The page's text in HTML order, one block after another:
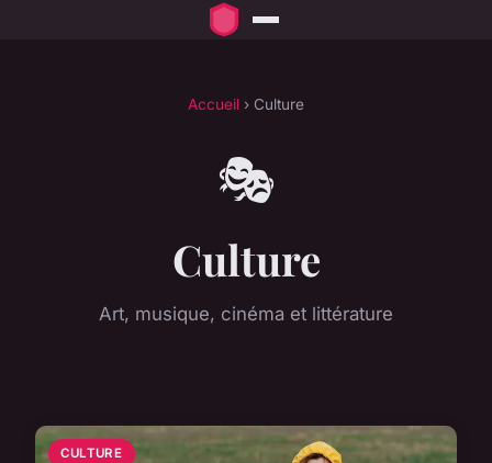
Accueil › Culture
🎭
Culture
Art, musique, cinéma et littérature
CULTURE